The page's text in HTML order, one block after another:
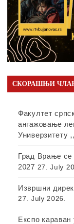
СКОРАШЊИ
Факултет
ангажовање
Универзитету
Град Врање
2027 27. July
Извршни
27. July 2026.
Експо караван